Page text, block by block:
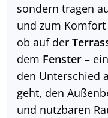
sondern tragen
und zum
ob auf der
dem Fenster –
den Unterschied
geht, den
und nutzbaren